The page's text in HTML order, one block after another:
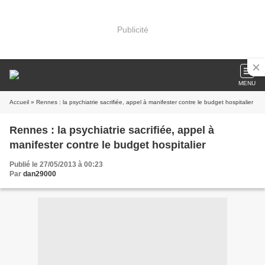
Publicité
MENU
Accueil » Rennes : la psychiatrie sacrifiée, appel à manifester contre le budget hospitalier
Rennes : la psychiatrie sacrifiée, appel à
manifester contre le budget hospitalier
Publié le 27/05/2013 à 00:23
Par dan29000